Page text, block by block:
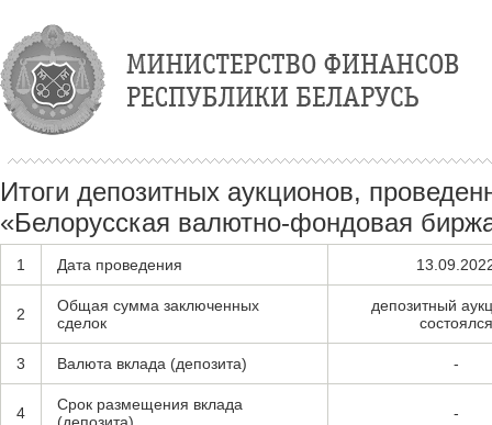
Итоги депозитных аукционов,
«Белорусская валютно-фондовая
1 Дата проведения
2
Общая сумма заключенных
сделок
депозитный
состоялся
3 Валюта вклада (депозита) -
4
Срок размещения вклада
-